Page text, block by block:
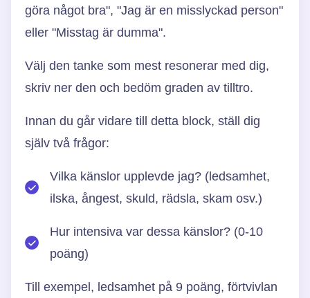
göra något bra", "Jag är en misslyckad person"
eller "Misstag är dumma".
Välj den tanke som mest resonerar med dig,
skriv ner den och bedöm graden av tilltro.
Innan du går vidare till detta block, ställ dig
själv två frågor:
Vilka känslor upplevde jag? (ledsamhet,
ilska, ångest, skuld, rädsla, skam osv.)
Hur intensiva var dessa känslor? (0-10
poäng)
Till exempel, ledsamhet på 9 poäng, förtvivlan